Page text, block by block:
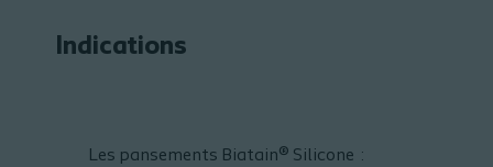
Indications
Les pansements Biatain® Silicone :